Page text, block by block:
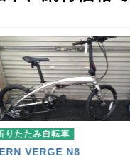
りたたみ自転車
LIGHT-8 AL-